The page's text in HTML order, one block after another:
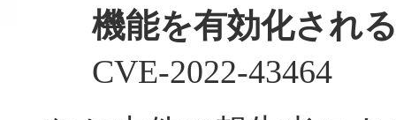
機能を有効化され
CVE-2022-43464